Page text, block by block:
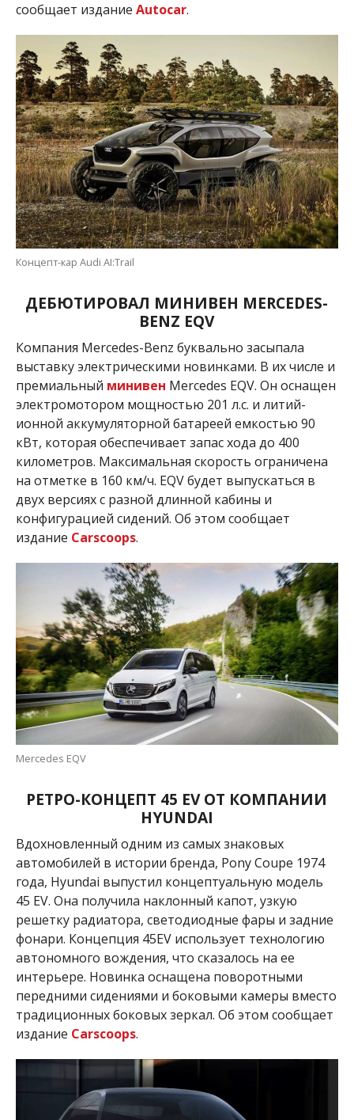
сообщает издание Autocar.
Концепт-кар Audi AI:Trail
ДЕБЮТИРОВАЛ МИНИВЕН MERCEDES-
BENZ EQV
Компания Mercedes-Benz буквально засыпала
выставку электрическими новинками. В их числе и
премиальный минивен Mercedes EQV. Он оснащен
электромотором мощностью 201 л.с. и литий-
ионной аккумуляторной батареей емкостью 90
кВт, которая обеспечивает запас хода до 400
километров. Максимальная скорость ограничена
на отметке в 160 км/ч. EQV будет выпускаться в
двух версиях с разной длинной кабины и
конфигурацией сидений. Об этом сообщает
издание Carscoops.
Mercedes EQV
РЕТРО-КОНЦЕПТ 45 EV ОТ КОМПАНИИ
HYUNDAI
Вдохновленный одним из самых знаковых
автомобилей в истории бренда, Pony Coupe 1974
года, Hyundai выпустил концептуальную модель
45 EV. Она получила наклонный капот, узкую
решетку радиатора, светодиодные фары и задние
фонари. Концепция 45EV использует технологию
автономного вождения, что сказалось на ее
интерьере. Новинка оснащена поворотными
передними сидениями и боковыми камеры вместо
традиционных боковых зеркал. Об этом сообщает
издание Carscoops.